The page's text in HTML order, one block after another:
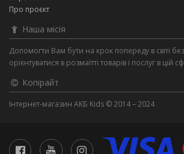
Про проєкт
Наша місія
Допомогти Вам бути на крок попереду в світі
орієнтуватися в розмаїтті товарів і послуг в цій
Копірайт
Інтернет-магазин АКБ Kids © 2014 – 2024